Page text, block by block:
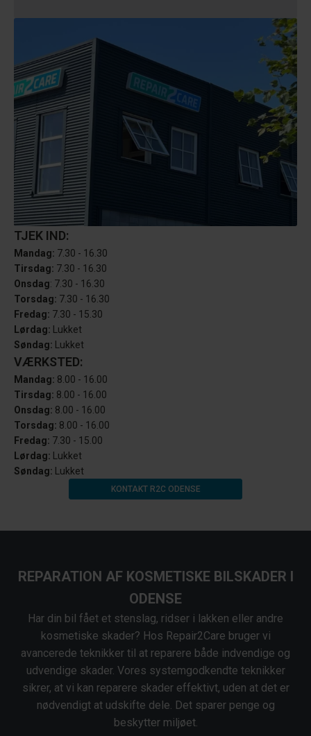
TJEK IND:
Mandag: 7.30 - 16.30
Tirsdag: 7.30 - 16.30
Onsdag: 7.30 - 16.30
Torsdag: 7.30 - 16.30
Fredag: 7.30 - 15.30
Lørdag: Lukket
Søndag: Lukket
VÆRKSTED:
Mandag: 8.00 - 16.00
Tirsdag: 8.00 - 16.00
Onsdag: 8.00 - 16.00
Torsdag: 8.00 - 16.00
Fredag: 7.30 - 15.00
Lørdag: Lukket
Søndag: Lukket
KONTAKT R2C ODENSE
REPARATION AF KOSMETISKE BILSKADER I
ODENSE
Har din bil fået et stenslag, ridser i lakken eller andre
kosmetiske skader? Hos Repair2Care bruger vi
avancerede teknikker til at reparere både indvendige og
udvendige skader. Vores systemgodkendte teknikker
sikrer, at vi kan reparere skader effektivt, uden at det er
nødvendigt at udskifte dele. Det sparer penge og
beskytter miljøet.